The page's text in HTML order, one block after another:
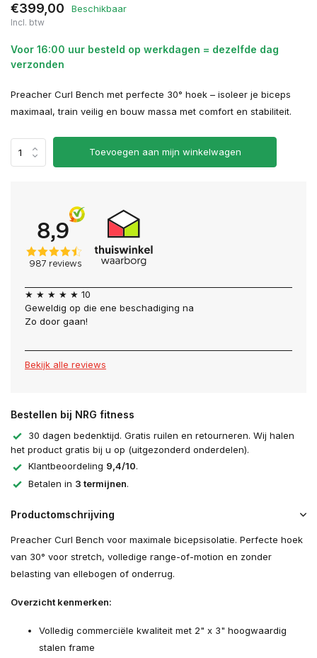
€399,00 Beschikbaar
Incl. btw
Voor 16:00 uur besteld op werkdagen = dezelfde dag
verzonden
Preacher Curl Bench met perfecte 30° hoek – isoleer je biceps
maximaal, train veilig en bouw massa met comfort en stabiliteit.
Toevoegen aan mijn winkelwagen
★ ★ ★ ★ ★ 10
Geweldig op die ene beschadiging na
Zo door gaan!
Bekijk alle reviews
Bestellen bij NRG fitness
30 dagen bedenktijd. Gratis ruilen en retourneren. Wij halen
het product gratis bij u op (uitgezonderd onderdelen).
Klantbeoordeling 9,4/10.
Betalen in 3 termijnen.
Productomschrijving
Preacher Curl Bench voor maximale bicepsisolatie. Perfecte hoek
van 30° voor stretch, volledige range-of-motion en zonder
belasting van ellebogen of onderrug.
Overzicht kenmerken:
Volledig commerciële kwaliteit met 2" x 3" hoogwaardig
stalen frame